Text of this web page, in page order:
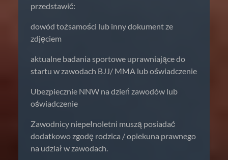
przedstawić:
dowód tożsamości lub inny dokument ze
zdjęciem
aktualne badania sportowe uprawniające do
startu w zawodach BJJ/ MMA lub oświadczenie
Ubezpiecznie NNW na dzień zawodów lub
oświadczenie
Zawodnicy niepełnoletni muszą posiadać
dodatkowo zgodę rodzica / opiekuna prawnego
na udział w zawodach.